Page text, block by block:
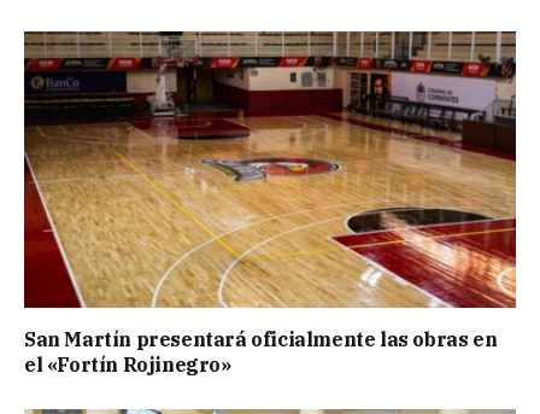
San Martín presentará oficialmente las obras en
el «Fortín Rojinegro»